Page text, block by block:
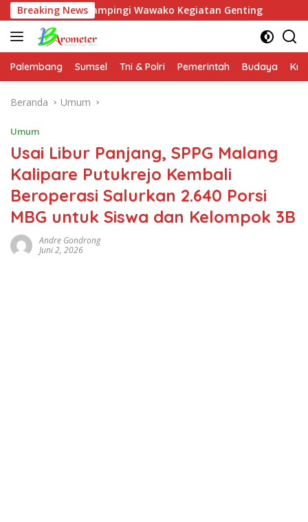
Langsung
ke
konten
Breaking News
Wawako Kegiatan Genting Jenderal (Purn)
Palembang Sumsel Tni & Polri Pemerintah Budaya
Beranda Umum
Umum
Usai Libur Panjang, SPPG Malang
Kalipare Putukrejo Kembali
Beroperasi Salurkan 2.640 Porsi
MBG untuk Siswa dan Kelompok 3B
Andre Gondrong
Juni 2, 2026